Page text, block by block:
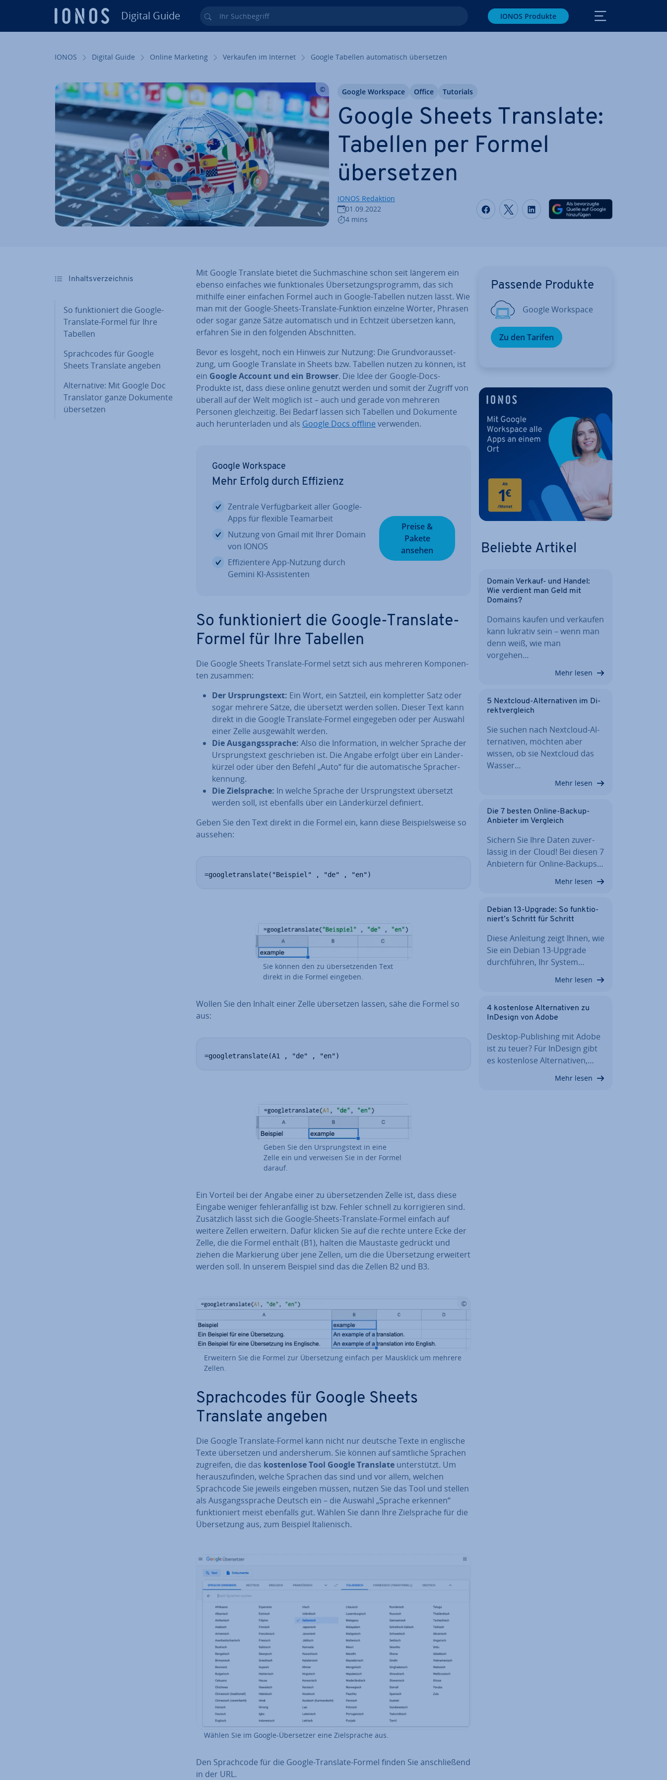
Digital Guide Ihr Such­be­griff IONOS Produkte
IONOS Digital Guide Online Marketing Verkaufen im Internet Google Tabellen au­to­ma­tisch über­set­zen
Google Sheets Translate:
Tabellen per Formel
über­set­zen
IONOS Redaktion
01.09.2022
4 mins
Auf Facebook teilen
Auf Twitter teilen
Auf LinkedIn teilen
Google Workspace Office Tutorials
In­halts­ver­zeich­nis
So funk­tio­niert die Google-
Translate-Formel für Ihre
Tabellen
Sprach­codes für Google
Sheets Translate angeben
Al­ter­na­ti­ve: Mit Google Doc
Trans­la­tor ganze Dokumente
über­set­zen
Mit Google Translate bietet die Such­ma­schi­ne schon seit längerem ein
ebenso einfaches wie funk­tio­na­les Über­set­zungs­pro­gramm, das sich
mithilfe einer einfachen Formel auch in Google-Tabellen nutzen lässt. Wie
man mit der Google-Sheets-Translate-Funktion einzelne Wörter, Phrasen
oder sogar ganze Sätze au­to­ma­tisch und in Echtzeit über­set­zen kann,
erfahren Sie in den folgenden Ab­schnit­ten.
Bevor es losgeht, noch ein Hinweis zur Nutzung: Die Grund­vor­aus­set­
zung, um Google Translate in Sheets bzw. Tabellen nutzen zu können, ist
ein Google Account und ein Browser. Die Idee der Google-Docs-
Produkte ist, dass diese online genutzt werden und somit der Zugriff von
überall auf der Welt möglich ist – auch und gerade von mehreren
Personen gleich­zei­tig. Bei Bedarf lassen sich Tabellen und Dokumente
auch her­un­ter­la­den und als Google Docs offline verwenden.
Google Workspace
Mehr Erfolg durch Effizienz
Zentrale Ver­füg­bar­keit aller Google-
Apps für flexible Team­ar­beit
Nutzung von Gmail mit Ihrer Domain
von IONOS
Ef­fi­zi­en­te­re App-Nutzung durch
Gemini KI-As­sis­ten­ten
Preise &
Pakete
ansehen
So funk­tio­niert die Google-Translate-
Formel für Ihre Tabellen
Die Google Sheets Translate-Formel setzt sich aus mehreren Kom­po­nen­
ten zusammen:
Der Ur­sprungs­text: Ein Wort, ein Satzteil, ein kom­plet­ter Satz oder
sogar mehrere Sätze, die übersetzt werden sollen. Dieser Text kann
direkt in die Google Translate-Formel ein­ge­ge­ben oder per Auswahl
einer Zelle aus­ge­wählt werden.
Die Aus­gangs­spra­che: Also die In­for­ma­ti­on, in welcher Sprache der
Ur­sprungs­text ge­schrie­ben ist. Die Angabe erfolgt über ein Län­der­
kür­zel oder über den Befehl „Auto“ für die au­to­ma­ti­sche Sprach­er­
ken­nung.
Die Ziel­spra­che: In welche Sprache der Ur­sprungs­text übersetzt
werden soll, ist ebenfalls über ein Län­der­kür­zel definiert.
Geben Sie den Text direkt in die Formel ein, kann diese Bei­spiels­wei­se so
aussehen:
=googletranslate("Beispiel" , "de" , "en")
Sie können den zu über­set­zen­den Text
direkt in die Formel eingeben.
Wollen Sie den Inhalt einer Zelle über­set­zen lassen, sähe die Formel so
aus:
=googletranslate(A1 , "de" , "en")
Geben Sie den Ur­sprungs­text in eine
Zelle ein und verweisen Sie in der Formel
darauf.
Ein Vorteil bei der Angabe einer zu über­set­zen­den Zelle ist, dass diese
Eingabe weniger feh­ler­an­fäl­lig ist bzw. Fehler schnell zu kor­ri­gie­ren sind.
Zu­sätz­lich lässt sich die Google-Sheets-Translate-Formel einfach auf
weitere Zellen erweitern. Dafür klicken Sie auf die rechte untere Ecke der
Zelle, die die Formel enthält (B1), halten die Maustaste gedrückt und
ziehen die Mar­kie­rung über jene Zellen, um die die Über­set­zung erweitert
werden soll. In unserem Beispiel sind das die Zellen B2 und B3.
Erweitern Sie die Formel zur Über­set­zung einfach per Mausklick um mehrere
Zellen.
Sprach­codes für Google Sheets
Translate angeben
Die Google Translate-Formel kann nicht nur deutsche Texte in englische
Texte über­set­zen und an­ders­her­um. Sie können auf sämtliche Sprachen
zugreifen, die das kos­ten­lo­se Tool Google Translate un­ter­stützt. Um
her­aus­zu­fin­den, welche Sprachen das sind und vor allem, welchen
Sprach­code Sie jeweils eingeben müssen, nutzen Sie das Tool und stellen
als Aus­gangs­spra­che Deutsch ein – die Auswahl „Sprache erkennen“
funk­tio­niert meist ebenfalls gut. Wählen Sie dann Ihre Ziel­spra­che für die
Über­set­zung aus, zum Beispiel Ita­lie­nisch.
Wählen Sie im Google-Über­set­zer eine Ziel­spra­che aus.
Den Sprach­code für die Google-Translate-Formel finden Sie an­schlie­ßend
in der URL.
Passende Produkte
Google Workspace
Zu den Tarifen
Beliebte Artikel
Domain Verkauf- und Handel:
Wie verdient man Geld mit
Domains?
Domains kaufen und verkaufen
kann lukrativ sein – wenn man
denn weiß, wie man
vorgehen…
Mehr lesen
5 Nextcloud-Al­ter­na­ti­ven im Di­
rekt­ver­gleich
Sie suchen nach Nextcloud-Al­
ter­na­ti­ven, möchten aber
wissen, ob sie Nextcloud das
Wasser…
Mehr lesen
Die 7 besten Online-Backup-
Anbieter im Vergleich
Sichern Sie Ihre Daten zu­ver­
läs­sig in der Cloud! Bei diesen 7
Anbietern für Online-Backups…
Mehr lesen
Debian 13-Upgrade: So funk­tio­
niert’s Schritt für Schritt
Diese Anleitung zeigt Ihnen, wie
Sie ein Debian 13-Upgrade
durch­füh­ren, Ihr System…
Mehr lesen
4 kos­ten­lo­se Al­ter­na­ti­ven zu
InDesign von Adobe
Desktop-Pu­bli­shing mit Adobe
ist zu teuer? Für InDesign gibt
es kos­ten­lo­se Al­ter­na­ti­ven,…
Mehr lesen